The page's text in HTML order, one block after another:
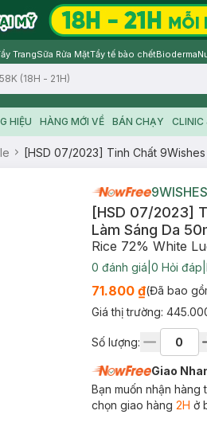
TrangSữa Rửa MặtTẩy tế bào chếtBioderma
HIỆU HÀNG MỚI VỀ BÁN CHẠY CLINIC
[HSD 07/2023] Tinh Chất
9WISHES
[HSD 07/2023]
Làm Sáng Da
Rice 72% White
0 đánh giá 0 Hỏi đáp
71.800 ₫(Đã bao
Giá thị trường:
Số lượng:
Giao
Bạn muốn nhận hàng
chọn giao hàng 2H ở